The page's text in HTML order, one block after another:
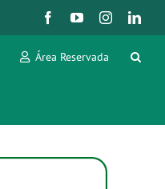
FacebookYouTubeInstagram
Área Reservada